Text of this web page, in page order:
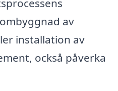
av
installation av
också påverka